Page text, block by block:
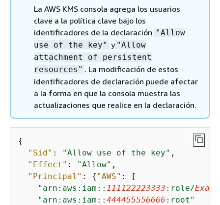
La AWS KMS consola agrega los usuarios
clave a la política clave bajo los
identificadores de la declaración "Allow
use of the key" y "Allow
attachment of persistent
resources" . La modificación de estos
identificadores de declaración puede afectar
a la forma en que la consola muestra las
actualizaciones que realice en la declaración.
{
"Sid" : "Allow use of the key" ,
"Effect" : "Allow" ,
"Principal" : { "AWS" : [
"arn:aws:iam:: 111122223333 :role/
"arn:aws:iam:: 444455556666 :root"